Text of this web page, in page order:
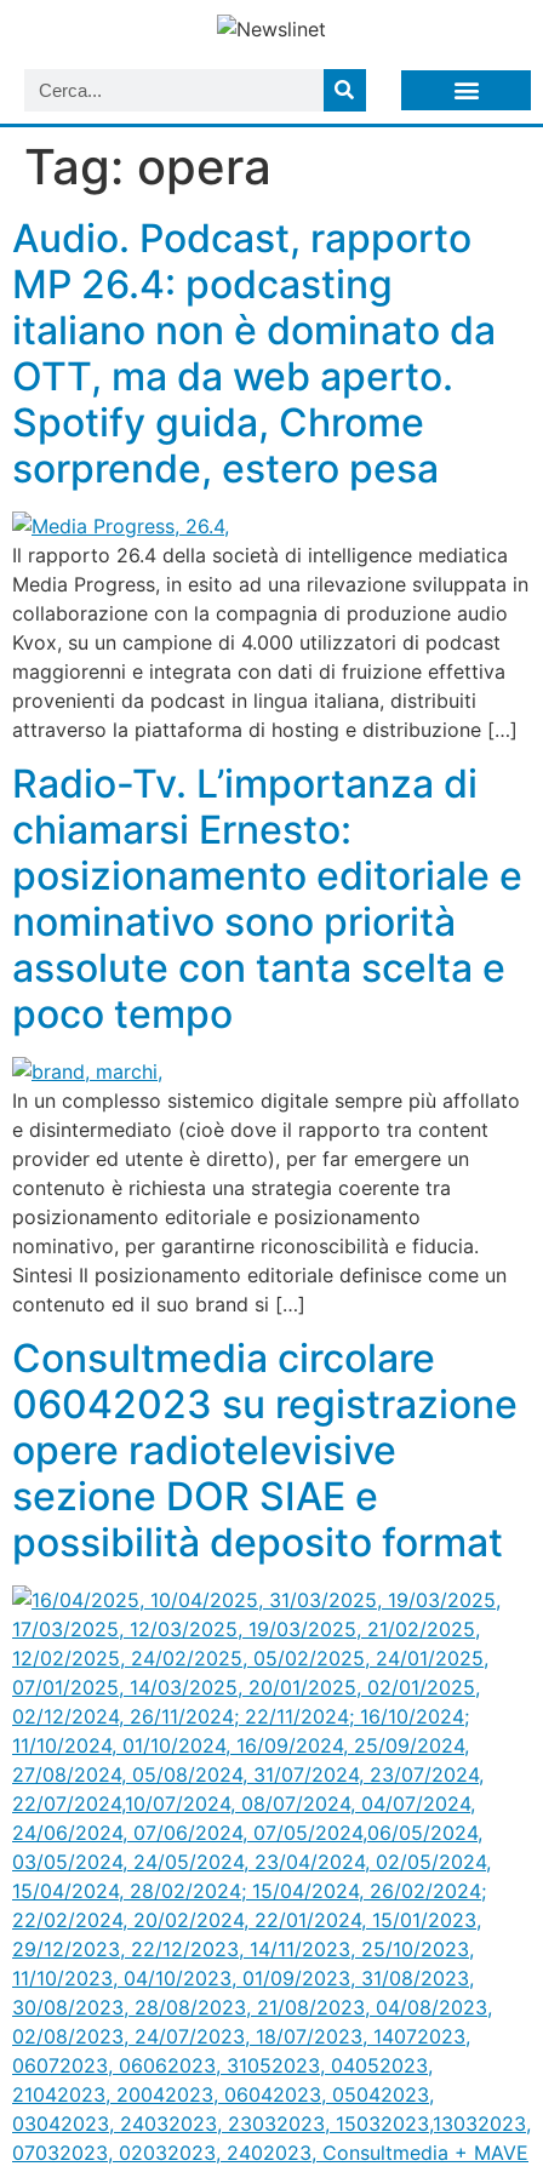
Tag: opera
Audio. Podcast, rapporto
MP 26.4: podcasting
italiano non è dominato da
OTT, ma da web aperto.
Spotify guida, Chrome
sorprende, estero pesa
Il rapporto 26.4 della società di intelligence mediatica
Media Progress, in esito ad una rilevazione sviluppata in
collaborazione con la compagnia di produzione audio
Kvox, su un campione di 4.000 utilizzatori di podcast
maggiorenni e integrata con dati di fruizione effettiva
provenienti da podcast in lingua italiana, distribuiti
attraverso la piattaforma di hosting e distribuzione […]
Radio-Tv. L’importanza di
chiamarsi Ernesto:
posizionamento editoriale e
nominativo sono priorità
assolute con tanta scelta e
poco tempo
In un complesso sistemico digitale sempre più affollato
e disintermediato (cioè dove il rapporto tra content
provider ed utente è diretto), per far emergere un
contenuto è richiesta una strategia coerente tra
posizionamento editoriale e posizionamento
nominativo, per garantirne riconoscibilità e fiducia.
Sintesi Il posizionamento editoriale definisce come un
contenuto ed il suo brand si […]
Consultmedia circolare
06042023 su registrazione
opere radiotelevisive
sezione DOR SIAE e
possibilità deposito format